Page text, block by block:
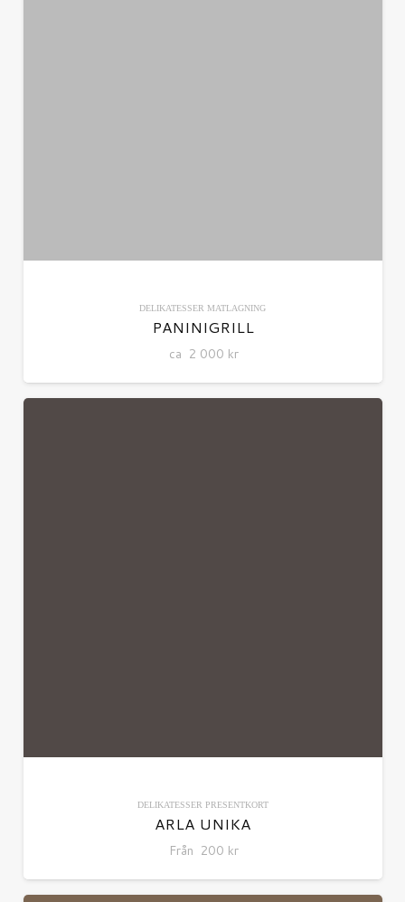
DELIKATESSER MATLAGNING
PANINIGRILL
ca 2 000 kr
DELIKATESSER PRESENTKORT
ARLA UNIKA
Från 200 kr